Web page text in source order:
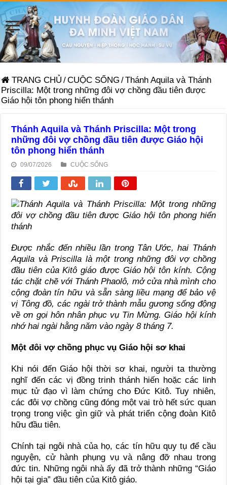
TRANG CHỦ /CUỘC SỐNG /Thánh Aquila và Thánh
Priscilla: Một trong những đôi vợ chồng đầu tiên được
Giáo hội tôn phong hiển thánh
Thánh Aquila và Thánh Priscilla: Một trong
những đôi vợ chồng đầu tiên được Giáo hội
tôn phong hiển thánh
09/07/2026 CUỘC SỐNG
Được nhắc đến nhiều lần trong Tân Ước, hai Thánh
Aquila và Priscilla là một trong những đôi vợ chồng
đầu tiên của Kitô giáo được Giáo hội tôn kính. Cộng
tác chặt chẽ với Thánh Phaolô, mở cửa nhà mình cho
cộng đoàn tín hữu và sẵn sàng liều mạng để bảo vệ
vị Tông đồ, các ngài trở thành mẫu gương sống động
về ơn gọi hôn nhân phục vụ Tin Mừng. Giáo hội kính
nhớ hai ngài hằng năm vào ngày 8 tháng 7.
Một đôi vợ chồng phục vụ Giáo hội sơ khai
Khi nói đến Giáo hội thời sơ khai, người ta thường
nghĩ đến các vị đồng trinh thánh hiến hoặc các linh
mục tử đạo vì làm chứng cho Đức Kitô. Tuy nhiên,
các đôi vợ chồng cũng đóng một vai trò hết sức quan
trọng trong việc gìn giữ và phát triển cộng đoàn Kitô
hữu đầu tiên.
Chính tại ngôi nhà của họ, các tín hữu quy tụ để cầu
nguyện, cử hành phụng vụ và nâng đỡ nhau trong
đức tin. Những ngôi nhà ấy đã trở thành những “Giáo
hội tại gia” đầu tiên của Kitô giáo.